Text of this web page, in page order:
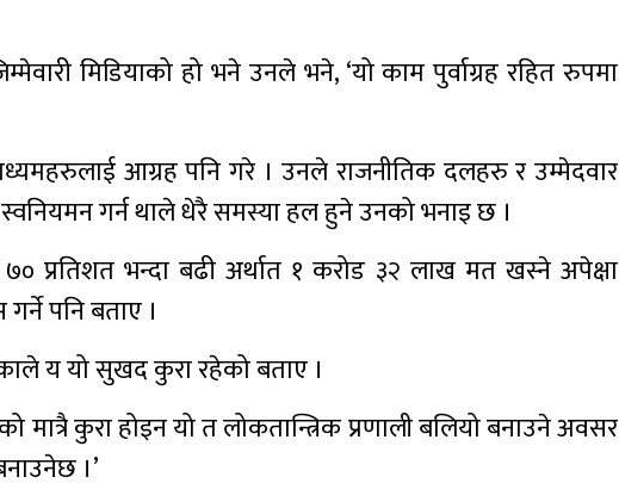
मिडियाको हो भने उनले भने, ‘यो काम पुर्वाग्रह रहित रुपमा
आग्रह पनि गरे । उनले राजनीतिक दलहरु र उम्मेदवार
स्वनियमन गर्न थाले धेरै समस्या हल हुने उनको भनाइ छ ।
प्रतिशत भन्दा बढी अर्थात १ करोड ३२ लाख मत खस्ने अपेक्षा
पनि बताए ।
य यो सुखद कुरा रहेको बताए ।
मात्रै कुरा होइन यो त लोकतान्त्रिक प्रणाली बलियो बनाउने अवसर
।’